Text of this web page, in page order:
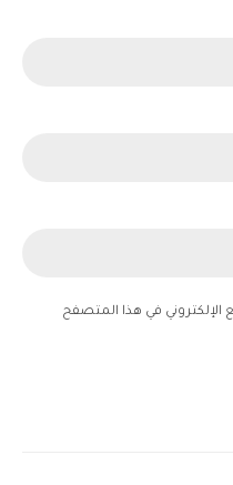
الإلكتروني في هذا المتصفح